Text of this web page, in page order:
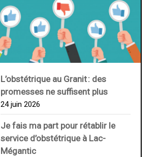
L’obstétrique au ­Granit : des
promesses ne suffisent plus
24 juin 2026
Je fais ma part pour rétablir le
service d’obstétrique à Lac-
Mégantic